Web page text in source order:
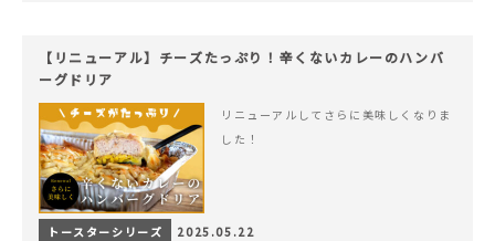
【リニューアル】チーズたっぷり！辛くないカレーのハンバ
ーグドリア
リニューアルしてさらに美味しくなりま
した！
トースターシリーズ 2025.05.22